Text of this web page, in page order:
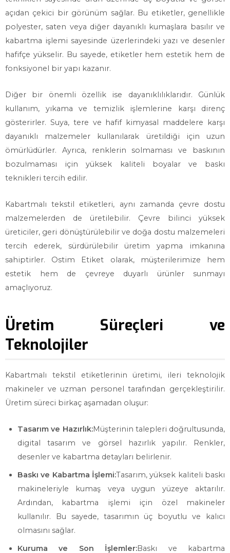
açıdan çekici bir görünüm sağlar. Bu etiketler, genellikle
polyester, saten veya diğer dayanıklı kumaşlara basılır ve
kabartma işlemi sayesinde üzerlerindeki yazı ve desenler
hafifçe yükselir. Bu sayede, etiketler hem estetik hem de
fonksiyonel bir yapı kazanır.
Diğer bir önemli özellik ise dayanıklılıklarıdır. Günlük
kullanım, yıkama ve temizlik işlemlerine karşı direnç
gösterirler. Suya, tere ve hafif kimyasal maddelere karşı
dayanıklı malzemeler kullanılarak üretildiği için uzun
ömürlüdürler. Ayrıca, renklerin solmaması ve baskının
bozulmaması için yüksek kaliteli boyalar ve baskı
teknikleri tercih edilir.
Kabartmalı tekstil etiketleri, aynı zamanda çevre dostu
malzemelerden de üretilebilir. Çevre bilinci yüksek
üreticiler, geri dönüştürülebilir ve doğa dostu malzemeleri
tercih ederek, sürdürülebilir üretim yapma imkanına
sahiptirler. Ostim Etiket olarak, müşterilerimize hem
estetik hem de çevreye duyarlı ürünler sunmayı
amaçlıyoruz.
Üretim Süreçleri ve
Teknolojiler
Kabartmalı tekstil etiketlerinin üretimi, ileri teknolojik
makineler ve uzman personel tarafından gerçekleştirilir.
Üretim süreci birkaç aşamadan oluşur:
Tasarım ve Hazırlık:Müşterinin talepleri doğrultusunda,
digital tasarım ve görsel hazırlık yapılır. Renkler,
desenler ve kabartma detayları belirlenir.
Baskı ve Kabartma İşlemi:Tasarım, yüksek kaliteli baskı
makineleriyle kumaş veya uygun yüzeye aktarılır.
Ardından, kabartma işlemi için özel makineler
kullanılır. Bu sayede, tasarımın üç boyutlu ve kalıcı
olmasını sağlar.
Kuruma ve Son İşlemler:Baskı ve kabartma